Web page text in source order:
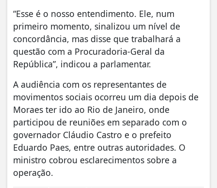
“Esse é o nosso entendimento. Ele, num
primeiro momento, sinalizou um nível de
concordância, mas disse que trabalhará a
questão com a Procuradoria-Geral da
República”, indicou a parlamentar.
A audiência com os representantes de
movimentos sociais ocorreu um dia depois de
Moraes ter ido ao Rio de Janeiro, onde
participou de reuniões em separado com o
governador Cláudio Castro e o prefeito
Eduardo Paes, entre outras autoridades. O
ministro cobrou esclarecimentos sobre a
operação.